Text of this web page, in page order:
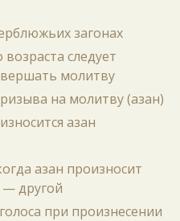
загонах
следует
молитву
на молитву (азан)
азан
азан произносит
— другой
при произнесении